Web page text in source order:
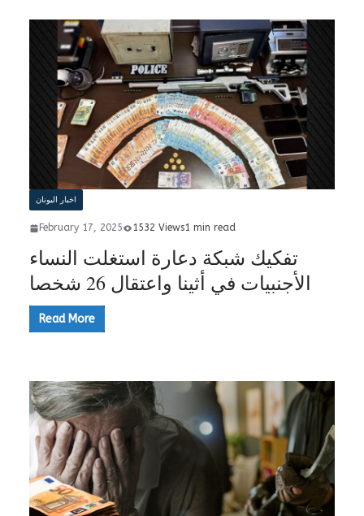
اخبار اليونان
February 17, 2025 1532 Views1 min read
تفكيك شبكة دعارة استغلت النساء
الأجنبيات في أثينا واعتقال 26 شخصا
Read More